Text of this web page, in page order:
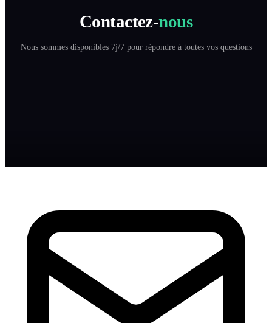
Contactez-nous
Nous sommes disponibles 7j/7 pour répondre à toutes vos questions